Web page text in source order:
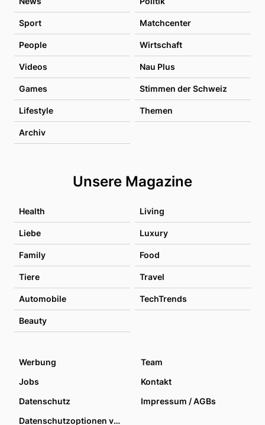
Sport Matchcenter
People Wirtschaft
Videos Nau Plus
Games Stimmen der Schweiz
Lifestyle Themen
Archiv
Unsere Magazine
Health Living
Liebe Luxury
Family Food
Tiere Travel
Automobile TechTrends
Beauty
Werbung
Team
Jobs
Kontakt
Datenschutz
Impressum / AGBs
Datenschutzoptionen verwalten